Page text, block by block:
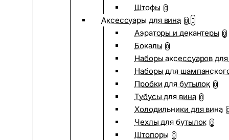
Штофы 0
Аксессуары для вина 0
Аэраторы и декантеры 0
Бокалы 0
Наборы аксессуаров
Наборы для
Пробки для бутылок 0
Тубусы для вина 0
Холодильники для вина
Чехлы для бутылок 0
Штопоры 0